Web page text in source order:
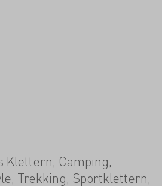
Klettern, Camping,
Trekking, Sportklettern,